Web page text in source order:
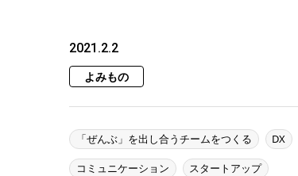
2021.2.2
よみもの
「ぜんぶ」を出し合うチームをつくる DX
コミュニケーション スタートアップ